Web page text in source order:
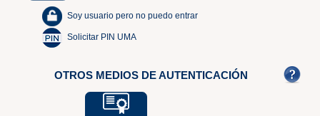
Soy usuario pero no puedo entrar
Solicitar PIN UMA
OTROS MEDIOS DE AUTENTICACIÓN